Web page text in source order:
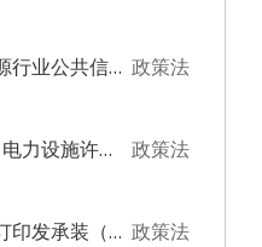
国家能源局关于印发《能源行业公共信用信息管理办法》的通知 政策法
2025版《承装 （修、试）电力设施许可证问答手册》
政策法
国家能源局综合司关于修订印发承装（修、试）电力设施许可证申请表等格式文本的通知 政策法